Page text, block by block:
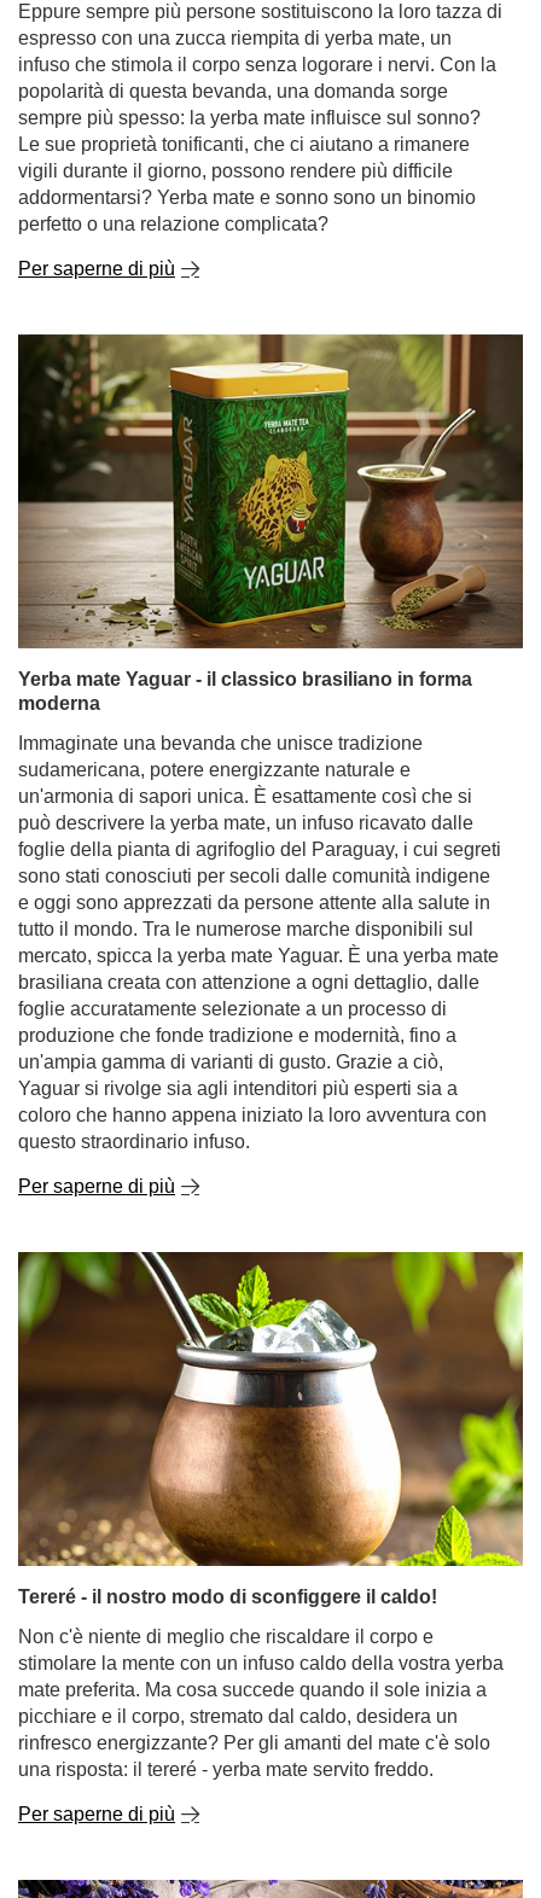
Eppure sempre più persone sostituiscono la loro tazza di
espresso con una zucca riempita di yerba mate, un
infuso che stimola il corpo senza logorare i nervi. Con la
popolarità di questa bevanda, una domanda sorge
sempre più spesso: la yerba mate influisce sul sonno?
Le sue proprietà tonificanti, che ci aiutano a rimanere
vigili durante il giorno, possono rendere più difficile
addormentarsi? Yerba mate e sonno sono un binomio
perfetto o una relazione complicata?
Per saperne di più
Yerba mate Yaguar - il classico brasiliano in forma
moderna
Immaginate una bevanda che unisce tradizione
sudamericana, potere energizzante naturale e
un'armonia di sapori unica. È esattamente così che si
può descrivere la yerba mate, un infuso ricavato dalle
foglie della pianta di agrifoglio del Paraguay, i cui segreti
sono stati conosciuti per secoli dalle comunità indigene
e oggi sono apprezzati da persone attente alla salute in
tutto il mondo. Tra le numerose marche disponibili sul
mercato, spicca la yerba mate Yaguar. È una yerba mate
brasiliana creata con attenzione a ogni dettaglio, dalle
foglie accuratamente selezionate a un processo di
produzione che fonde tradizione e modernità, fino a
un'ampia gamma di varianti di gusto. Grazie a ciò,
Yaguar si rivolge sia agli intenditori più esperti sia a
coloro che hanno appena iniziato la loro avventura con
questo straordinario infuso.
Per saperne di più
Tereré - il nostro modo di sconfiggere il caldo!
Non c'è niente di meglio che riscaldare il corpo e
stimolare la mente con un infuso caldo della vostra yerba
mate preferita. Ma cosa succede quando il sole inizia a
picchiare e il corpo, stremato dal caldo, desidera un
rinfresco energizzante? Per gli amanti del mate c'è solo
una risposta: il tereré - yerba mate servito freddo.
Per saperne di più